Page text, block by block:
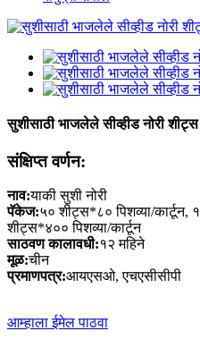
सुशीसाठी भाजलेले सीव्हीड नोरी शीट्स
संक्षिप्त वर्णन:
नाव:याकी सुशी नोरी
पॅकेज:५० शीट्स*८० पिशव्या/कार्टून,
शीट्स*४०० पिशव्या/कार्टून
साठवण कालावधी:१२ महिने
मूळ:चीन
प्रमाणपत्र:आयएसओ, एचएसीसीपी
आम्हाला ईमेल पाठवा